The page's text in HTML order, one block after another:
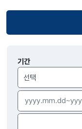
보도자료
검색
기간